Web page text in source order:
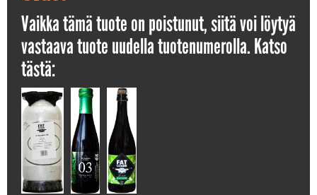
Vaikka tämä tuote on poistunut, siitä voi löytyä
vastaava tuote uudella tuotenumerolla. Katso
tästä: